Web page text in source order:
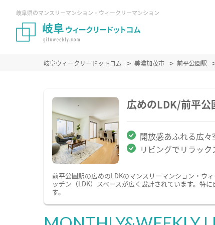
岐阜県のマンスリーマンション・ウィークリーマンション
岐阜ウィークリードットコム 美濃加茂市 前平公園駅
広めのLDK/前平公
開放感あふれる広々
リビングでリラック
前平公園駅の広めのLDKのマンスリーマンション・ウ
ッチン（LDK）スペースが広く設計されています。特
す。